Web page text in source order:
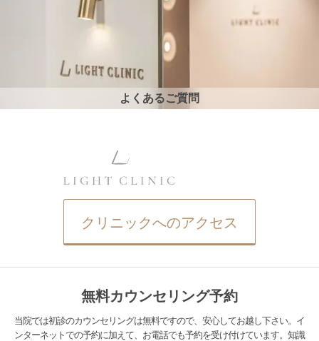
よくあるご質問
クリニックへのアクセス
無料カウンセリング予約
当院では初診のカウンセリングは無料ですので、安心してお越し下さい。イ
ンターネットでの予約に加えて、お電話でも予約を受け付けています。知識